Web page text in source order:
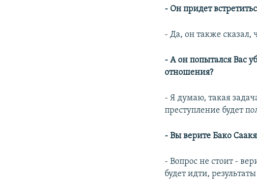
- Он придет
- Да, он также сказал,
- А он попытался Вас
отношения?
- Я думаю, такая
преступление будет
- Вы верите Бако
- Вопрос не стоит -
будет идти,